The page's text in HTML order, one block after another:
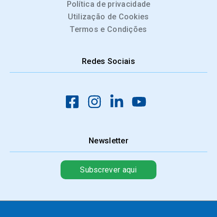
Política de privacidade
Utilização de Cookies
Termos e Condições
Redes Sociais
Newsletter
Subscrever aqui